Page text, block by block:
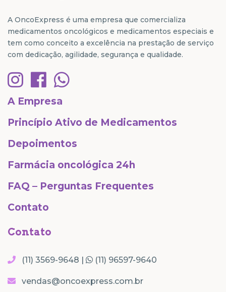
A OncoExpress é uma empresa que comercializa
medicamentos oncológicos e medicamentos especiais e
tem como conceito a excelência na prestação de serviço
com dedicação, agilidade, segurança e qualidade.
A Empresa
Princípio Ativo de Medicamentos
Depoimentos
Farmácia oncológica 24h
FAQ – Perguntas Frequentes
Contato
Contato
(11) 3569-9648 | (11) 96597-9640
vendas@oncoexpress.com.br